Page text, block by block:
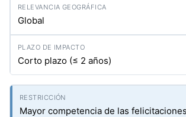
Global
Corto plazo (≤ 2 años)
Mayor competencia de las